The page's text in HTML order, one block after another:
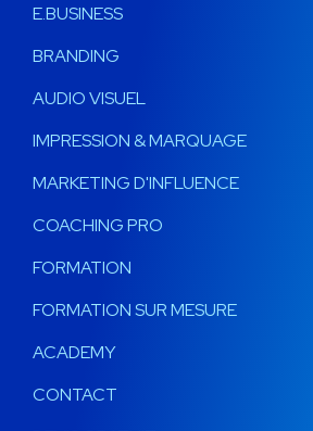
E.BUSINESS
BRANDING
AUDIO VISUEL
IMPRESSION & MARQUAGE
MARKETING D'INFLUENCE
COACHING PRO
FORMATION
FORMATION SUR MESURE
ACADEMY
CONTACT